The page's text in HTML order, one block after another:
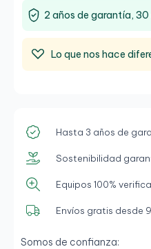
2 años de garantía,
Lo que nos hace
Hasta 3 años de
Sostenibilidad
Equipos 100%
Envíos gratis desde
Somos de confianza: